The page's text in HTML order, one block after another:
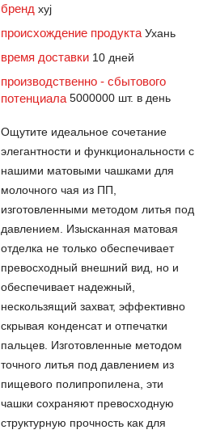
бренд xyj
происхождение продукта Ухань
время доставки 10 дней
производственно - сбытового
потенциала 5000000 шт. в день
Ощутите идеальное сочетание
элегантности и функциональности с
нашими матовыми чашками для
молочного чая из ПП,
изготовленными методом литья под
давлением. Изысканная матовая
отделка не только обеспечивает
превосходный внешний вид, но и
обеспечивает надежный,
нескользящий захват, эффективно
скрывая конденсат и отпечатки
пальцев. Изготовленные методом
точного литья под давлением из
пищевого полипропилена, эти
чашки сохраняют превосходную
структурную прочность как для